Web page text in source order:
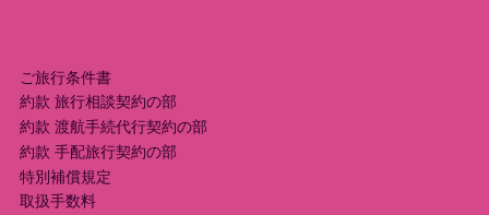
ご旅行条件書
約款 旅行相談契約の部
約款 渡航手続代行契約の部
約款 手配旅行契約の部
特別補償規定
取扱手数料